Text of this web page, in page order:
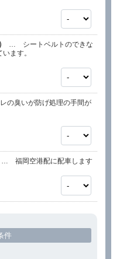
… シートベルトのできな
ます。
の臭いが防げ処理の手間が
… 福岡空港配に配車します
件